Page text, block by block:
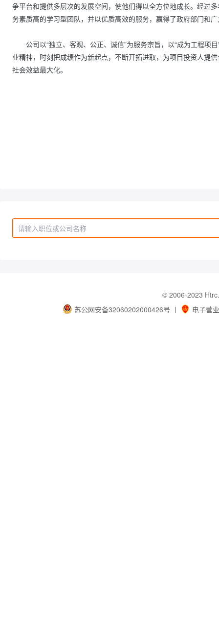
争平台和提供多层次的发展空间，使他们得以全方位地成长。经过
务素质高的学习型团队，并以优质高效的服务，赢得了政府部
公司以“独立、客观、公正、诚信”为服务宗旨，以“成为工程项
业精神，时刻把成绩作为新起点，不断开拓进取，为项目投资人提
社会效益最大化。
© 2006-2023
苏公网安备32060202000426号 丨 电子营